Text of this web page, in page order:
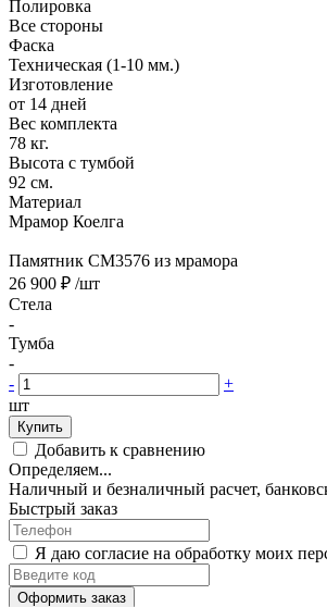
Полировка
Все стороны
Фаска
Техническая (1-10 мм.)
Изготовление
от 14 дней
Вес комплекта
78 кг.
Высота с тумбой
92 см.
Материал
Мрамор Коелга
Памятник CM3576 из мрамора
26 900 ₽ /шт
Стела
-
Тумба
-
-
+
шт
Купить
Добавить к сравнению
Определяем...
Наличный и безналичный расчет,
Быстрый заказ
Я даю согласие на обработку моих
Оформить заказ